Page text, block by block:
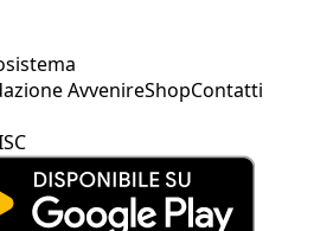
AvvenireShopContatti